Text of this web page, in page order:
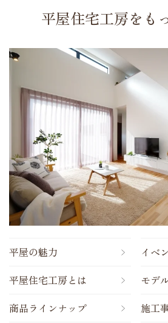
平屋住宅工房をも
平屋の魅力
平屋住宅工房とは
商品ラインナップ
イベ
モデ
施工